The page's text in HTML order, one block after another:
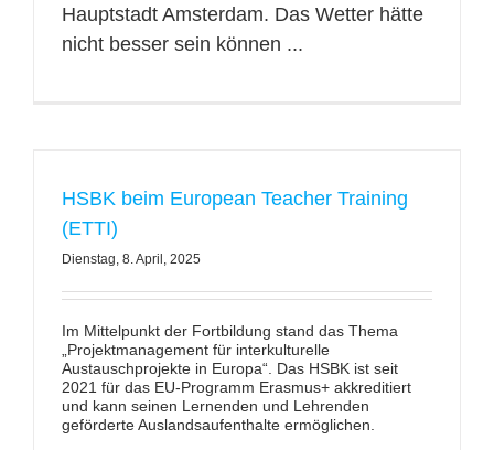
Hauptstadt Amsterdam. Das Wetter hätte
nicht besser sein können ...
HSBK beim European Teacher Training
(ETTI)
Dienstag, 8. April, 2025
Im Mittelpunkt der Fortbildung stand das Thema
„Projektmanagement für interkulturelle
Austauschprojekte in Europa“. Das HSBK ist seit
2021 für das EU-Programm Erasmus+ akkreditiert
und kann seinen Lernenden und Lehrenden
geförderte Auslandsaufenthalte ermöglichen.